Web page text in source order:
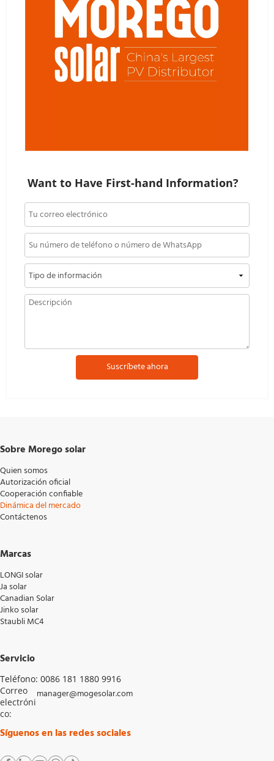
Want to Have First-hand Information?
Suscríbete ahora
Sobre Morego solar
Quien somos
Autorización oficial
Cooperación confiable
Dinámica del mercado
Contáctenos
Marcas
LONGI solar
Ja solar
Canadian Solar
Jinko solar
Staubli MC4
Servicio
Teléfono: 0086 181 1880 9916
Correo
electróni
co:
manager@mogesolar.com
Síguenos en las redes sociales